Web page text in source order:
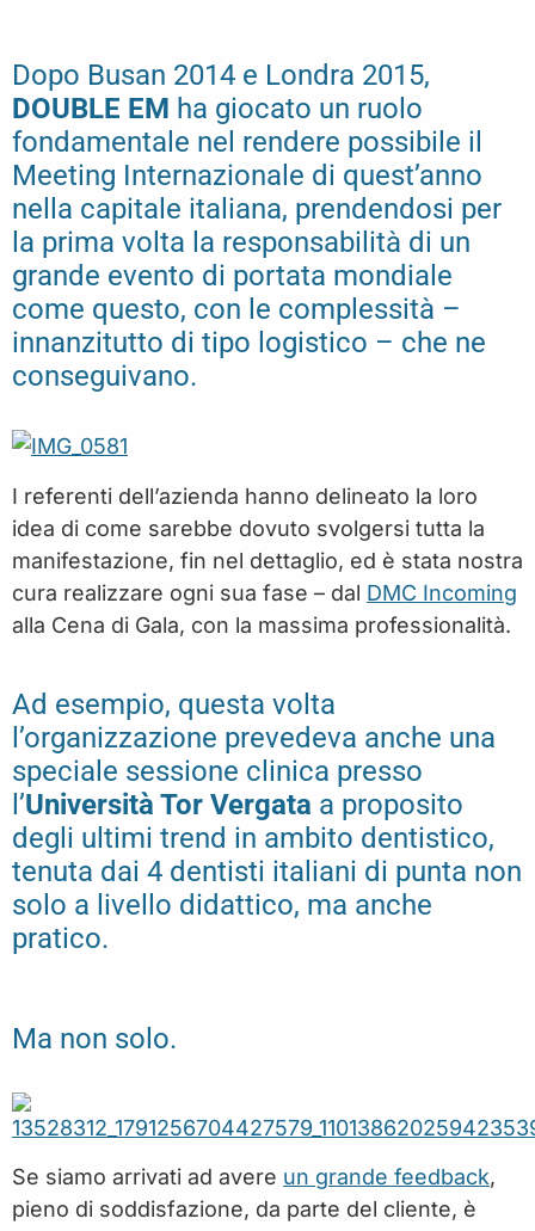
Dopo Busan 2014 e Londra 2015,
DOUBLE EM ha giocato un ruolo
fondamentale nel rendere possibile il
Meeting Internazionale di quest’anno
nella capitale italiana, prendendosi per
la prima volta la responsabilità di un
grande evento di portata mondiale
come questo, con le complessità –
innanzitutto di tipo logistico – che ne
conseguivano.
I referenti dell’azienda hanno delineato la loro
idea di come sarebbe dovuto svolgersi tutta la
manifestazione, fin nel dettaglio, ed è stata nostra
cura realizzare ogni sua fase – dal DMC Incoming
alla Cena di Gala, con la massima professionalità.
Ad esempio, questa volta
l’organizzazione prevedeva anche una
speciale sessione clinica presso
l’Università Tor Vergata a proposito
degli ultimi trend in ambito dentistico,
tenuta dai 4 dentisti italiani di punta non
solo a livello didattico, ma anche
pratico.
Ma non solo.
Se siamo arrivati ad avere un grande feedback,
pieno di soddisfazione, da parte del cliente, è